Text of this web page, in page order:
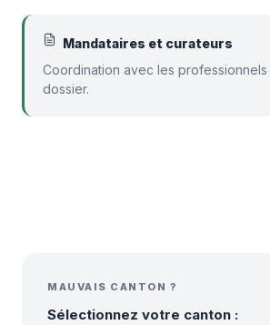
Mandataires et curateurs
Coordination avec les
dossier.
MAUVAIS CANTON ?
Sélectionnez votre canton :